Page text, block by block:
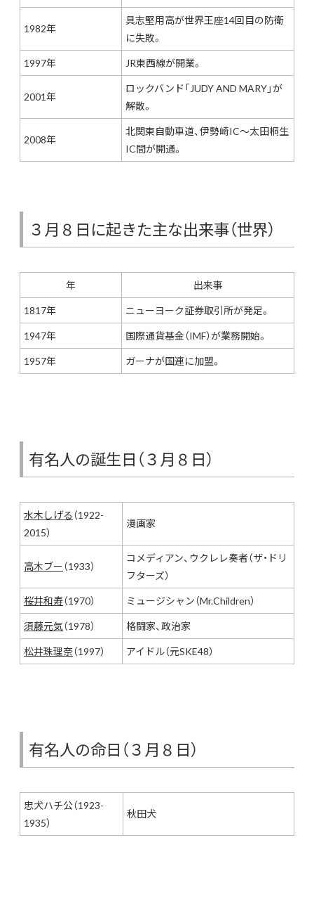
1982年
具志堅用高が世界王座14回目の防衛
に失敗。
1997年
JR東西線が開業。
2001年
ロックバンド「JUDY AND MARY」が
解散。
2008年
北関東自動車道、伊勢崎IC～太田桐生
IC間が開通。
３月８日に起きた主な出来事（世界）
年
出来事
1817年
ニューヨーク証券取引所が発足。
1947年
国際通貨基金（IMF）が業務開始。
1957年
ガーナが国連に加盟。
有名人の誕生日（３月８日）
水木しげる （1922-
2015）
漫画家
高木ブー（1933）
コメディアン、ウクレレ奏者（ザ・ドリ
フターズ）
桜井和寿（1970）
ミュージシャン（Mr.Children）
須藤元気（1978）
格闘家、政治家
松井珠理奈（1997） アイドル（元SKE48）
有名人の命日（３月８日）
忠犬ハチ公（1923-
1935）
秋田犬